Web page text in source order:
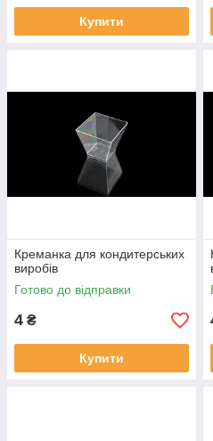
Купити
Креманка для кондитерських
виробів
Готово до відправки
4 ₴
Купити